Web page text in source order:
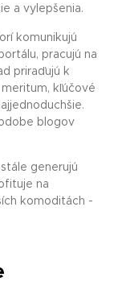
a vylepšenia.
komunikujú
pracujú na
priraďujú k
kľúčové
blogov
generujú
na
komoditách -